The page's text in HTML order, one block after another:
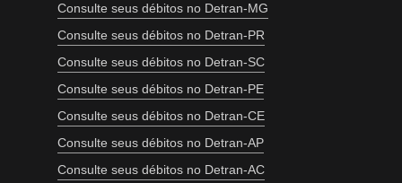
Consulte seus débitos no Detran-MG
Consulte seus débitos no Detran-PR
Consulte seus débitos no Detran-SC
Consulte seus débitos no Detran-PE
Consulte seus débitos no Detran-CE
Consulte seus débitos no Detran-AP
Consulte seus débitos no Detran-AC